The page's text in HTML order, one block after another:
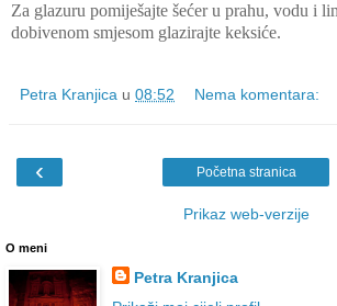
Za glazuru pomiješajte šećer u prahu, vodu i
dobivenom smjesom glazirajte keksiće.
Petra Kranjica u 08:52 Nema komentara:
‹ Početna stranica
Prikaz web-verzije
O meni
Petra Kranjica